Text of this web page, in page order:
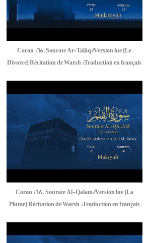
Coran :65. Sourate At-Talâq /Version lue (Le
Divorce) Récitation de Warsh :Traduction en français
Coran :68. Sourate Al-Qalam /Version lue (La
Plume) Récitation de Warsh :Traduction en français